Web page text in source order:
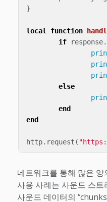
}
local function
if
response.
else
end
end
http. request (
네트워크를 통해 많은
사용 사례는 사운드 스트
사운드 데이터의